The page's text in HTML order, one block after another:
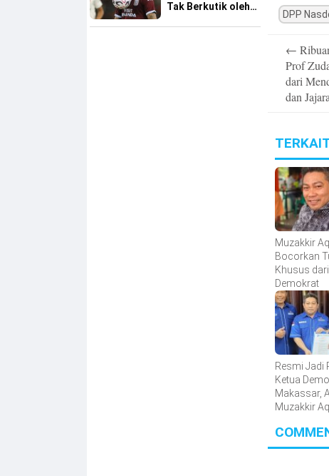
Tak Berkutik oleh
DPP
navigation
←
Prof
dari
dan
Muzakkir
Bocorkan
Khusus
Demokrat
Resmi Jadi
Ketua
Makassar,
Muzakkir
Soliditas